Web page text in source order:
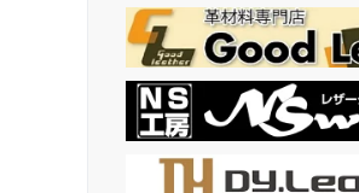
指貫*1、コバ磨き*1、レザ
ートリミングホイール*2、
レザーエッジ研削研磨ツー
ル*5、ステッチンググルー
バー*1、菱目打ち*4、千枚
通し*2、ストレートヘッド